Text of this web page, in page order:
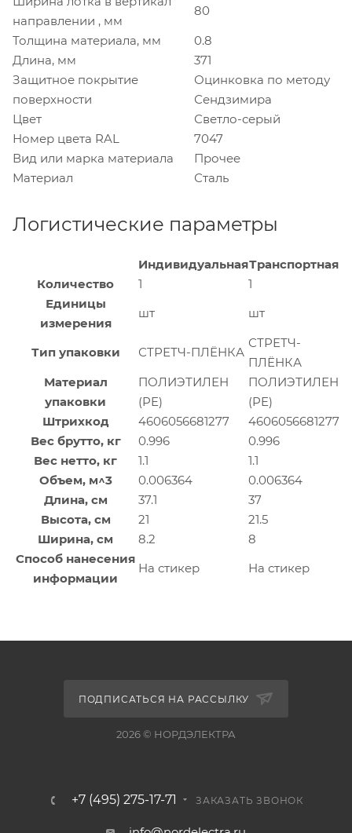
направлении , мм
80
Толщина материала, мм
0.8
Длина, мм
371
Защитное покрытие
поверхности
Оцинковка по методу
Сендзимира
Цвет
Светло-серый
Номер цвета RAL
7047
Вид или марка материала
Прочее
Материал
Сталь
Логистические параметры
ИндивидуальнаяТранспортная
Количество
1
1
Единицы
измерения
шт шт
Тип упаковки СТРЕТЧ-ПЛЁНКА
СТРЕТЧ-
ПЛЁНКА
Материал
упаковки
ПОЛИЭТИЛЕН
(PE)
ПОЛИЭТИЛЕН
(PE)
Штрихкод
4606056681277
4606056681277
Вес брутто, кг
0.996
0.996
Вес нетто, кг
1.1
1.1
Объем, м^3
0.006364
0.006364
Длина, см
37.1
37
Высота, см
21
21.5
Ширина, см
8.2
8
Способ нанесения
информации
На стикер На стикер
ПОДПИСАТЬСЯ НА РАССЫЛКУ
2026 © НОРДЭЛЕКТРА
+7 (495) 275-17-71 ЗАКАЗАТЬ ЗВОНОК